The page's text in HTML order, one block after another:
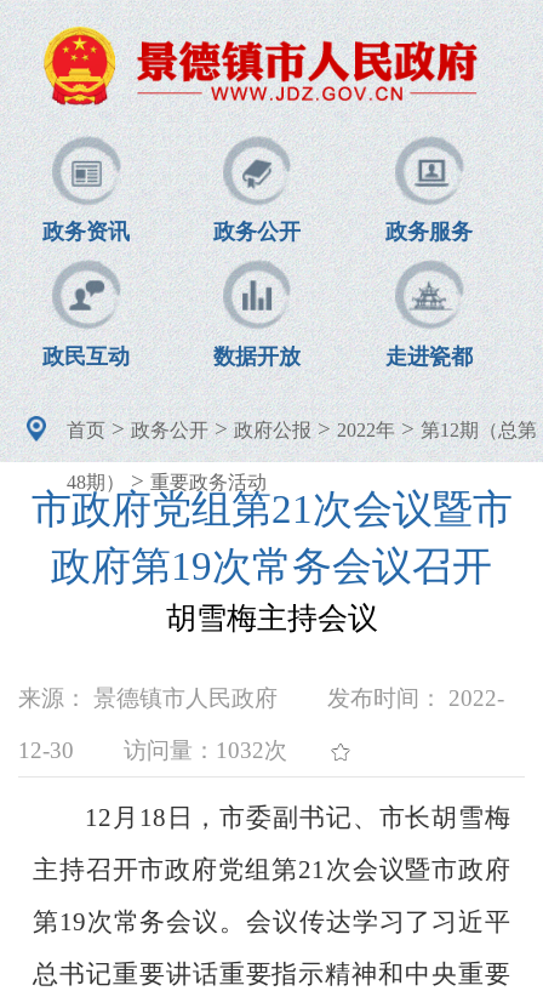
政务资讯 政务公开 政务服务
政民互动 数据开放 走进瓷都
首页>政务公开>政府公报>2022年>第12期（总第
48期） > 重要政务活动
市政府党组第21次会议暨市
政府第19次常务会议召开
胡雪梅主持会议
来源： 景德镇市人民政府 发布时间： 2022-
12-30 访问量： 1032次
12 月 18 日，市委副书记、市长胡雪梅
主持召开市政府党组第21次会议暨市政府
第19次常务会议。会议传达学习了习近平
总书记重要讲话重要指示精神和中央重要